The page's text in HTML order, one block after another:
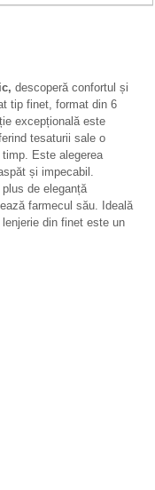
descoperă confortul și
tip finet, format din 6
excepțională este
tesaturii sale o
Este alegerea
și impecabil.
de eleganță
farmecul său. Ideală
din finet este un